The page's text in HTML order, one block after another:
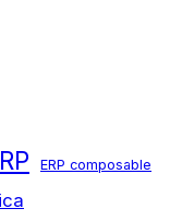
ERP composable